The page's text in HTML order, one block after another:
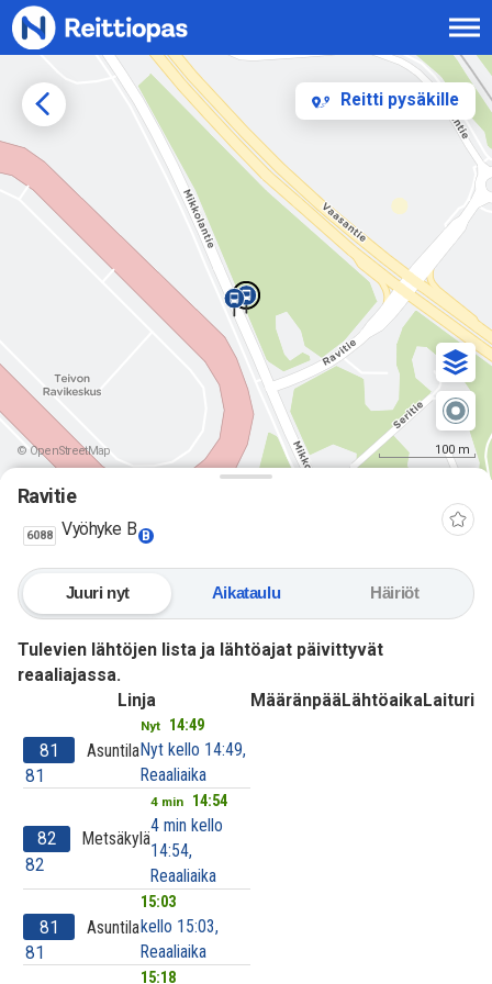
Siirry sisältöön
Reitti pysäkille
© OpenStreetMap 100 m
Ravitie
6088 Vyöhyke B B
Juuri nyt Aikataulu Häiriöt
Tulevien lähtöjen lista ja lähtöajat päivittyvät
reaaliajassa.
Linja
MääränpääLähtöaikaLaituri
81
81
Asuntila
Nyt 14:49
Nyt kello 14:49,
Reaaliaika
82
82
Metsäkylä
4 min 14:54
4 min kello
14:54,
Reaaliaika
81
81
Asuntila
15:03
kello 15:03,
Reaaliaika
15:18